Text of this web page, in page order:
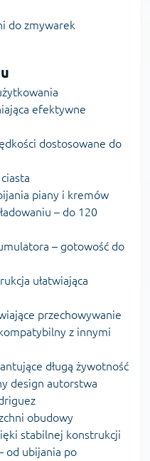
do zmywarek
efektywne
dostosowane do
piany i kremów
– do 120
– gotowość do
ułatwiająca
przechowywanie
z innymi
długą żywotność
design autorstwa
obudowy
stabilnej konstrukcji
od ubijania po